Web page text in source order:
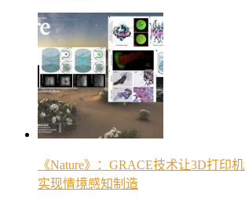
《Nature》：GRACE技术让3D打印
实现情境感知制造